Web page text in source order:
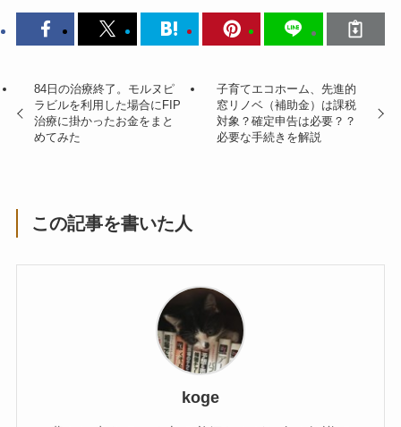
84日の治療終了。モルヌピ
ラビルを利用した場合にFIP
治療に掛かったお金をまと
めてみた
子育てエコホーム、先進的
窓リノベ（補助金）は課税
対象？確定申告は必要？？
必要な手続きを解説
この記事を書いた人
koge